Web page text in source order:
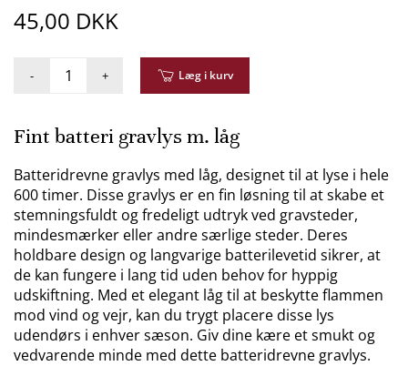
45,00 DKK
- + Læg i kurv
Fint batteri gravlys m. låg
Batteridrevne gravlys med låg, designet til at lyse i hele
600 timer. Disse gravlys er en fin løsning til at skabe et
stemningsfuldt og fredeligt udtryk ved gravsteder,
mindesmærker eller andre særlige steder. Deres
holdbare design og langvarige batterilevetid sikrer, at
de kan fungere i lang tid uden behov for hyppig
udskiftning. Med et elegant låg til at beskytte flammen
mod vind og vejr, kan du trygt placere disse lys
udendørs i enhver sæson. Giv dine kære et smukt og
vedvarende minde med dette batteridrevne gravlys.